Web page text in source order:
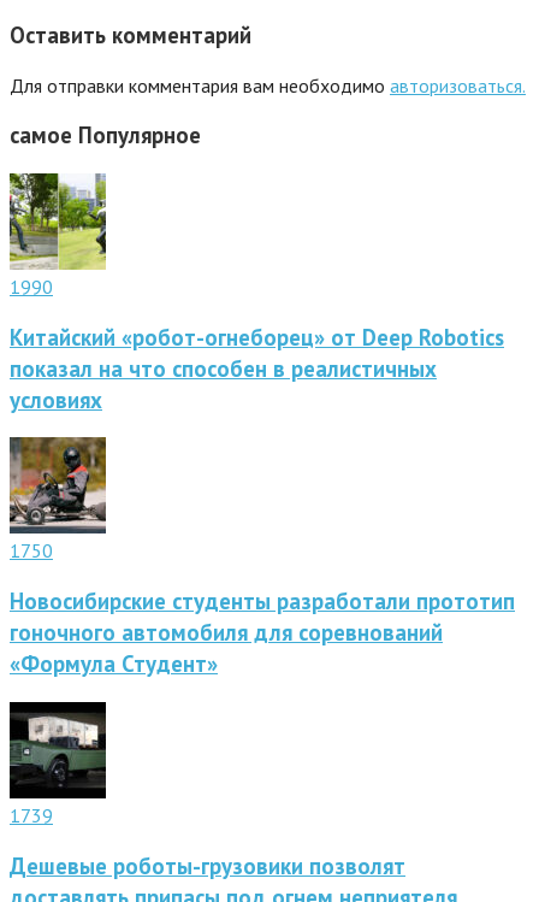
Оставить комментарий
Для отправки комментария вам необходимо авторизоваться.
самое Популярное
1990
Китайский «робот-огнеборец» от Deep Robotics
показал на что способен в реалистичных
условиях
1750
Новосибирские студенты разработали прототип
гоночного автомобиля для соревнований
«Формула Студент»
1739
Дешевые роботы-грузовики позволят